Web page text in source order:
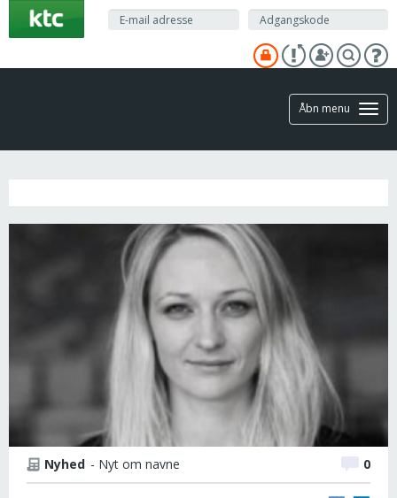
hovedindhold
Åbn menu
Nyhed - Nyt om navne 0